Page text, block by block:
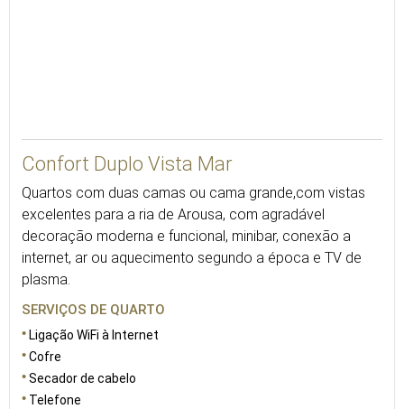
Confort Duplo Vista Mar
Quartos com duas camas ou cama grande,com vistas
excelentes para a ria de Arousa, com agradável
decoração moderna e funcional, minibar, conexão a
internet, ar ou aquecimento segundo a época e TV de
plasma.
SERVIÇOS DE QUARTO
Ligação WiFi à Internet
Cofre
Secador de cabelo
Telefone